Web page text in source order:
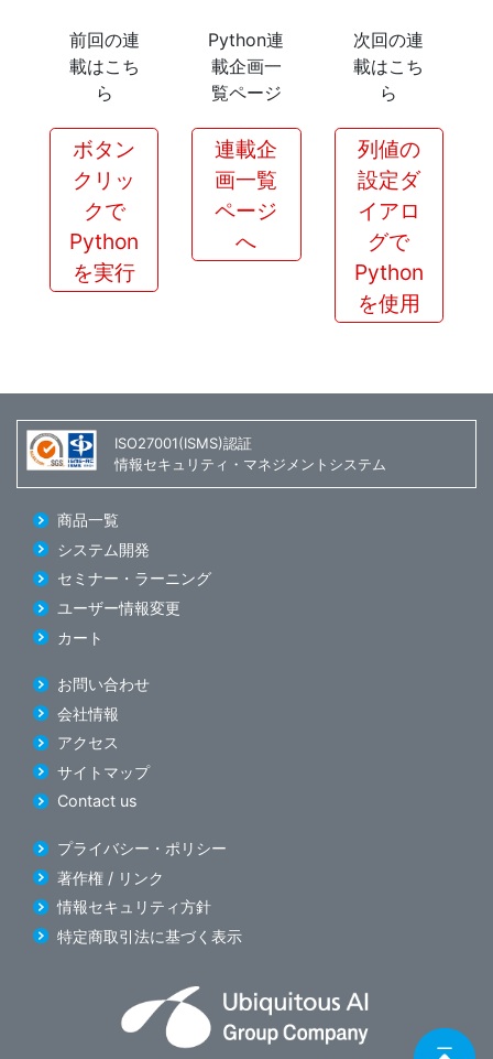
前回の連
載はこち
ら
ボタン
クリッ
クで
Python
を実行
Python連
載企画一
覧ページ
連載企
画一覧
ページ
へ
次回の連
載はこち
ら
列値の
設定ダ
イアロ
グで
Python
を使用
ISO27001(ISMS)認証
情報セキュリティ・マネジメントシステム
商品一覧
システム開発
セミナー・ラーニング
ユーザー情報変更
カート
お問い合わせ
会社情報
アクセス
サイトマップ
Contact us
プライバシー・ポリシー
著作権 / リンク
情報セキュリティ方針
特定商取引法に基づく表示